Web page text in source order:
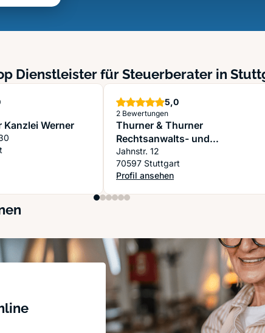
Dienstleister für Steuerberater in
Sterne
Kanzlei Werner
Werner
5,0Sterne
2 Bewertungen
Thurner & Thurner
Rechtsanwalts- und
Steuerberaterkanzlei
Jahnstr. 12
70597 Stuttgart
Profil ansehen
: Thurner & Thurner Rechtsanwalts-